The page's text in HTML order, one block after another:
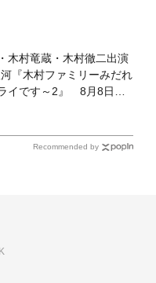
木村竜蔵・木村徹二出演
『木村ファミリーみだれ
イです～2』 8月8日
Recommended by